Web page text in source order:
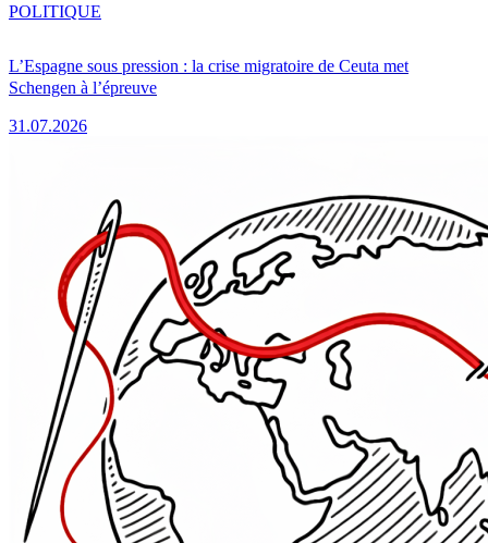
L’Espagne sous pression : la crise migratoire de Ceuta met
Schengen à l’épreuve
31.07.2026
POLITIQUE